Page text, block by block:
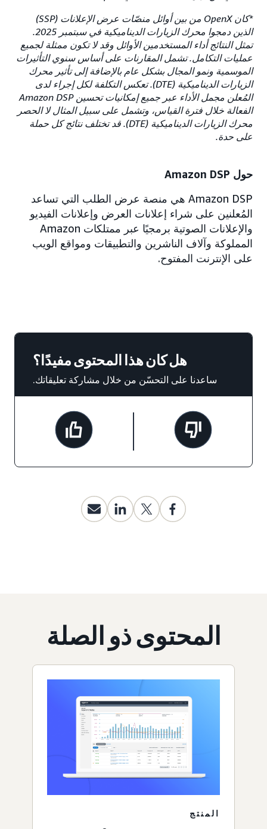
*كان OpenX من بين أوائل منصّات عرض الإعلانات (SSP)
الذين دمجوا محرك الزيارات الديناميكية في سبتمبر 2025.
تمثل النتائج أداء المستخدمين الأوائل وقد لا تكون ممثلة لجميع
عمليات التكامل. تشمل المقارنات على أساس سنوي التأثيرات
الموسمية ونمو المجال بشكل عام بالإضافة إلى تأثير محرك
الزيارات الديناميكية (DTE). تعكس التكلفة لكل إجراء لدى
المُعلن مجمل الأداء عبر جميع إمكانيات تحسين Amazon DSP
الفعالة خلال فترة القياس، وتشمل على سبيل المثال لا الحصر
محرك الزيارات الديناميكية (DTE). قد تختلف نتائج كل حملة
على حدة.
حول Amazon DSP
Amazon DSP هي منصة عرض الطلب التي تساعد
المُعلنين على شراء إعلانات العرض وإعلانات الفيديو
والإعلانات الصوتية برمجيًا عبر ممتلكات Amazon
المملوكة وآلاف الناشرين والتطبيقات ومواقع الويب
على الإنترنت المفتوح.
هل كان هذا المحتوى مفيدًا؟
ساعدنا على التحسّن من خلال مشاركة تعليقاتك.
المحتوى ذو الصلة
المنتج